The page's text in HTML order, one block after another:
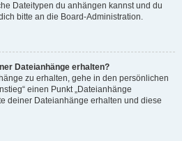
Dateitypen du anhängen kannst und du
bitte an die Board-Administration.
Dateianhänge erhalten?
zu erhalten, gehe in den persönlichen
einen Punkt „Dateianhänge
deiner Dateianhänge erhalten und diese